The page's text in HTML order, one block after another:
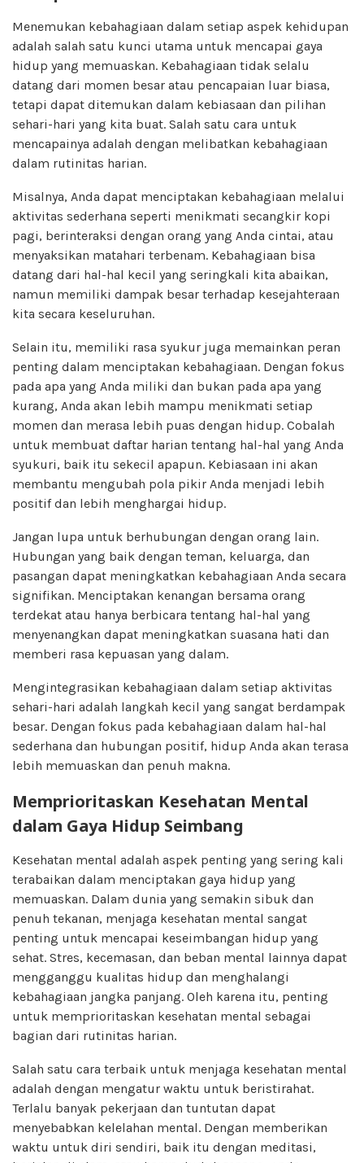
Menemukan kebahagiaan dalam setiap aspek kehidupan
adalah salah satu kunci utama untuk mencapai gaya
hidup yang memuaskan. Kebahagiaan tidak selalu
datang dari momen besar atau pencapaian luar biasa,
tetapi dapat ditemukan dalam kebiasaan dan pilihan
sehari-hari yang kita buat. Salah satu cara untuk
mencapainya adalah dengan melibatkan kebahagiaan
dalam rutinitas harian.
Misalnya, Anda dapat menciptakan kebahagiaan melalui
aktivitas sederhana seperti menikmati secangkir kopi
pagi, berinteraksi dengan orang yang Anda cintai, atau
menyaksikan matahari terbenam. Kebahagiaan bisa
datang dari hal-hal kecil yang seringkali kita abaikan,
namun memiliki dampak besar terhadap kesejahteraan
kita secara keseluruhan.
Selain itu, memiliki rasa syukur juga memainkan peran
penting dalam menciptakan kebahagiaan. Dengan fokus
pada apa yang Anda miliki dan bukan pada apa yang
kurang, Anda akan lebih mampu menikmati setiap
momen dan merasa lebih puas dengan hidup. Cobalah
untuk membuat daftar harian tentang hal-hal yang Anda
syukuri, baik itu sekecil apapun. Kebiasaan ini akan
membantu mengubah pola pikir Anda menjadi lebih
positif dan lebih menghargai hidup.
Jangan lupa untuk berhubungan dengan orang lain.
Hubungan yang baik dengan teman, keluarga, dan
pasangan dapat meningkatkan kebahagiaan Anda secara
signifikan. Menciptakan kenangan bersama orang
terdekat atau hanya berbicara tentang hal-hal yang
menyenangkan dapat meningkatkan suasana hati dan
memberi rasa kepuasan yang dalam.
Mengintegrasikan kebahagiaan dalam setiap aktivitas
sehari-hari adalah langkah kecil yang sangat berdampak
besar. Dengan fokus pada kebahagiaan dalam hal-hal
sederhana dan hubungan positif, hidup Anda akan terasa
lebih memuaskan dan penuh makna.
Memprioritaskan Kesehatan Mental
dalam Gaya Hidup Seimbang
Kesehatan mental adalah aspek penting yang sering kali
terabaikan dalam menciptakan gaya hidup yang
memuaskan. Dalam dunia yang semakin sibuk dan
penuh tekanan, menjaga kesehatan mental sangat
penting untuk mencapai keseimbangan hidup yang
sehat. Stres, kecemasan, dan beban mental lainnya dapat
mengganggu kualitas hidup dan menghalangi
kebahagiaan jangka panjang. Oleh karena itu, penting
untuk memprioritaskan kesehatan mental sebagai
bagian dari rutinitas harian.
Salah satu cara terbaik untuk menjaga kesehatan mental
adalah dengan mengatur waktu untuk beristirahat.
Terlalu banyak pekerjaan dan tuntutan dapat
menyebabkan kelelahan mental. Dengan memberikan
waktu untuk diri sendiri, baik itu dengan meditasi,